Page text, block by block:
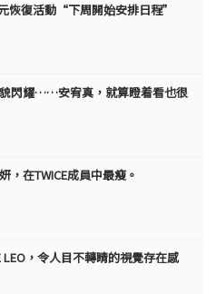
恢復活動“下周開始安排日程”
閃耀……安宥真，就算瞪着看也很
，在TWICE成員中最瘦。
LEO，令人目不轉睛的視覺存在感